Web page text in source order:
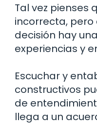
Tal vez pienses
incorrecta,
decisión hay
experiencias y
Escuchar y
constructivos
de
llega a un